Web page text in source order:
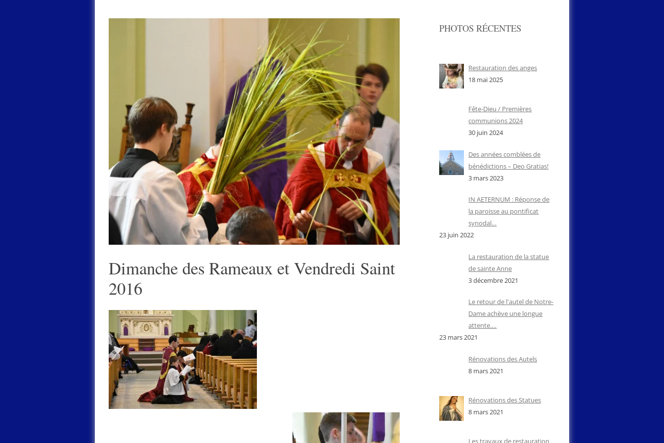
LAMPE DU SANCTUAIRE SAINTE-
Dimanche des Rameaux et Vendredi Saint
2016
PHOTOS RÉCENTES
Restauration des anges
18 mai 2025
Fête-Dieu / Premières
communions 2024
30 juin 2024
Des années comblées de
bénédictions – Deo Gratias!
3 mars 2023
IN AETERNUM : Réponse de
la paroisse au pontificat
synodal…
23 juin 2022
La restauration de la statue
de sainte Anne
3 décembre 2021
Le retour de l'autel de Notre-
Dame achève une longue
attente.…
23 mars 2021
Rénovations des Autels
8 mars 2021
Rénovations des Statues
8 mars 2021
Les travaux de restauration